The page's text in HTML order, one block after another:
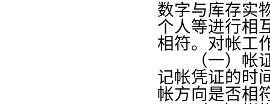
数字与库存实
个人等进行相
相符。对帐工
（一）帐证
记帐凭证的时
帐方向是否相